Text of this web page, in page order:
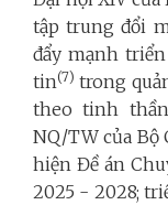
tập trung đổi
đẩy mạnh
tin(7) trong
theo tinh
NQ/TW của
hiện Đề án
2025 - 2028;